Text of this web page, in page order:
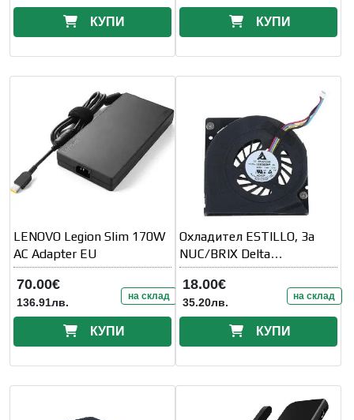
КУПИ КУПИ
LENOVO Legion Slim 170W
AC Adapter EU
70.00€
136.91лв. на склад
КУПИ
Охладител ESTILLO, За
NUC/BRIX Delta
BSB05505HP-SM /
KSB06105HP
18.00€
35.20лв. на склад
КУПИ